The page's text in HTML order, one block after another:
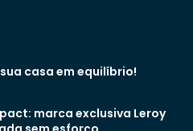
casa em equilíbrio!
marca exclusiva Leroy